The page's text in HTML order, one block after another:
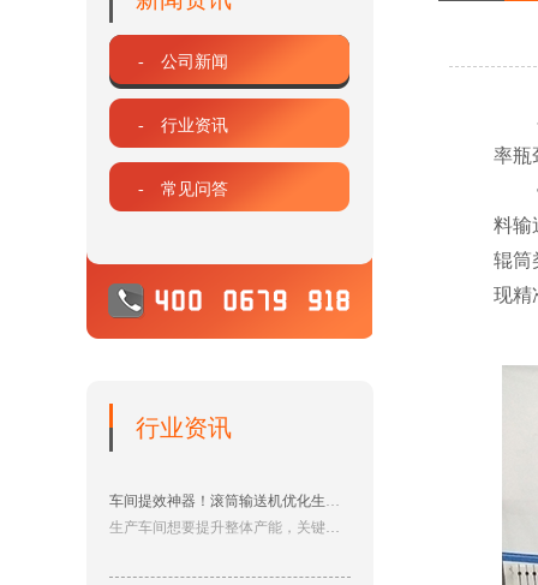
- 公司新闻
- 行业资讯
- 常见问答
行业资讯
生产车间想要提升整体产能，关键在于打通物料输送的流转瓶颈，告别低效的人工搬运模式。滚筒输送机是车间自动化改造的核心设备，适配组装、加工、打包、成品出库等全工序场景，完美适配各类中小型生产车间使用。
率瓶
料输
辊筒
现精